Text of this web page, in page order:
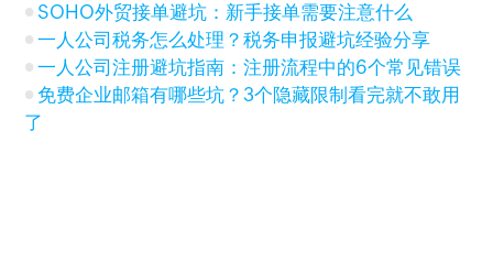
SOHO外贸接单避坑：新手接单需要注意什么
一人公司税务怎么处理？税务申报避坑经验分享
一人公司注册避坑指南：注册流程中的6个常见错误
免费企业邮箱有哪些坑？3个隐藏限制看完就不敢用
了